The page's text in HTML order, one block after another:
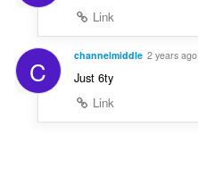
Link
C channelmiddle 2 years ago
Just 6ty
Link